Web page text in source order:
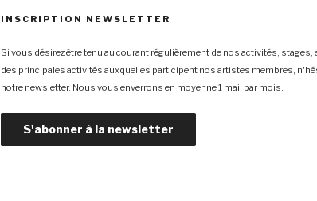
INSCRIPTION NEWSLETTER
Si vous désirez être tenu au courant régulièrement de nos activités,
des principales activités auxquelles participent nos artistes membres,
notre newsletter. Nous vous enverrons en moyenne 1 mail par mois.